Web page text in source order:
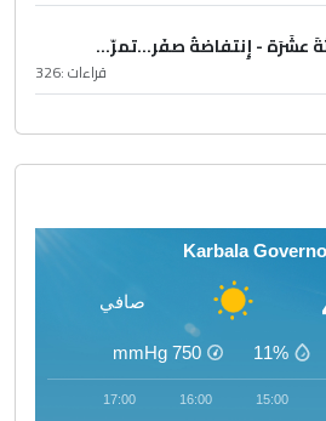
عشَرَة - إِنتفاضةُ صفَر…تمرّ...
قراءات :326
Karbala
صافي
11%
750
mmHg
15:00
16:00
17:00